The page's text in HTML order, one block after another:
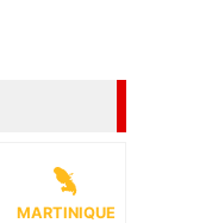
MARTINIQUE